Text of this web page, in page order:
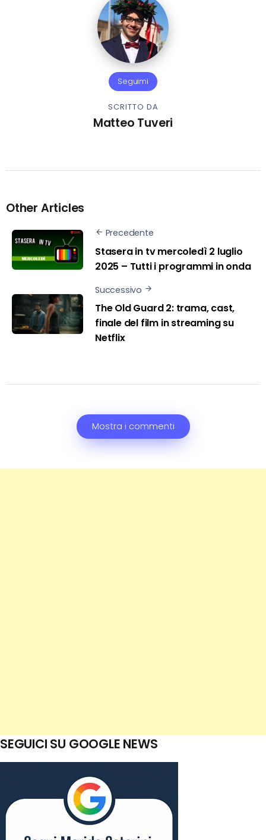
Seguimi
SCRITTO DA
Matteo Tuveri
Other Articles
Precedente
Stasera in tv mercoledì 2 luglio
2025 – Tutti i programmi in onda
Successivo
The Old Guard 2: trama, cast,
finale del film in streaming su
Netflix
Mostra i commenti
SEGUICI SU GOOGLE NEWS